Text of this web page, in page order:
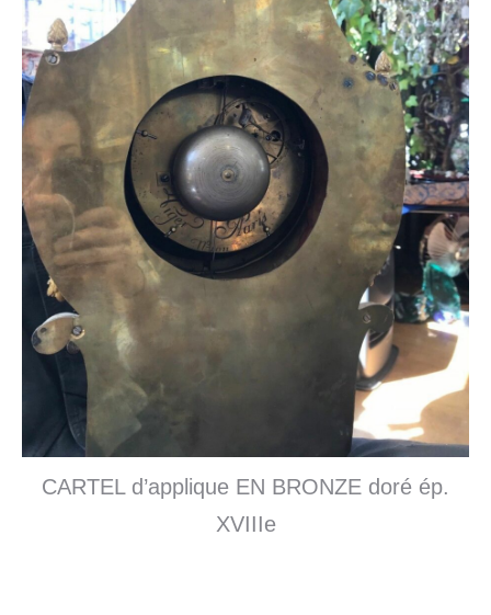
CARTEL d’applique EN BRONZE doré ép.
XVIIIe